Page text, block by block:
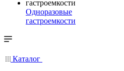
Одноразовые
гастроемкости
Каталог